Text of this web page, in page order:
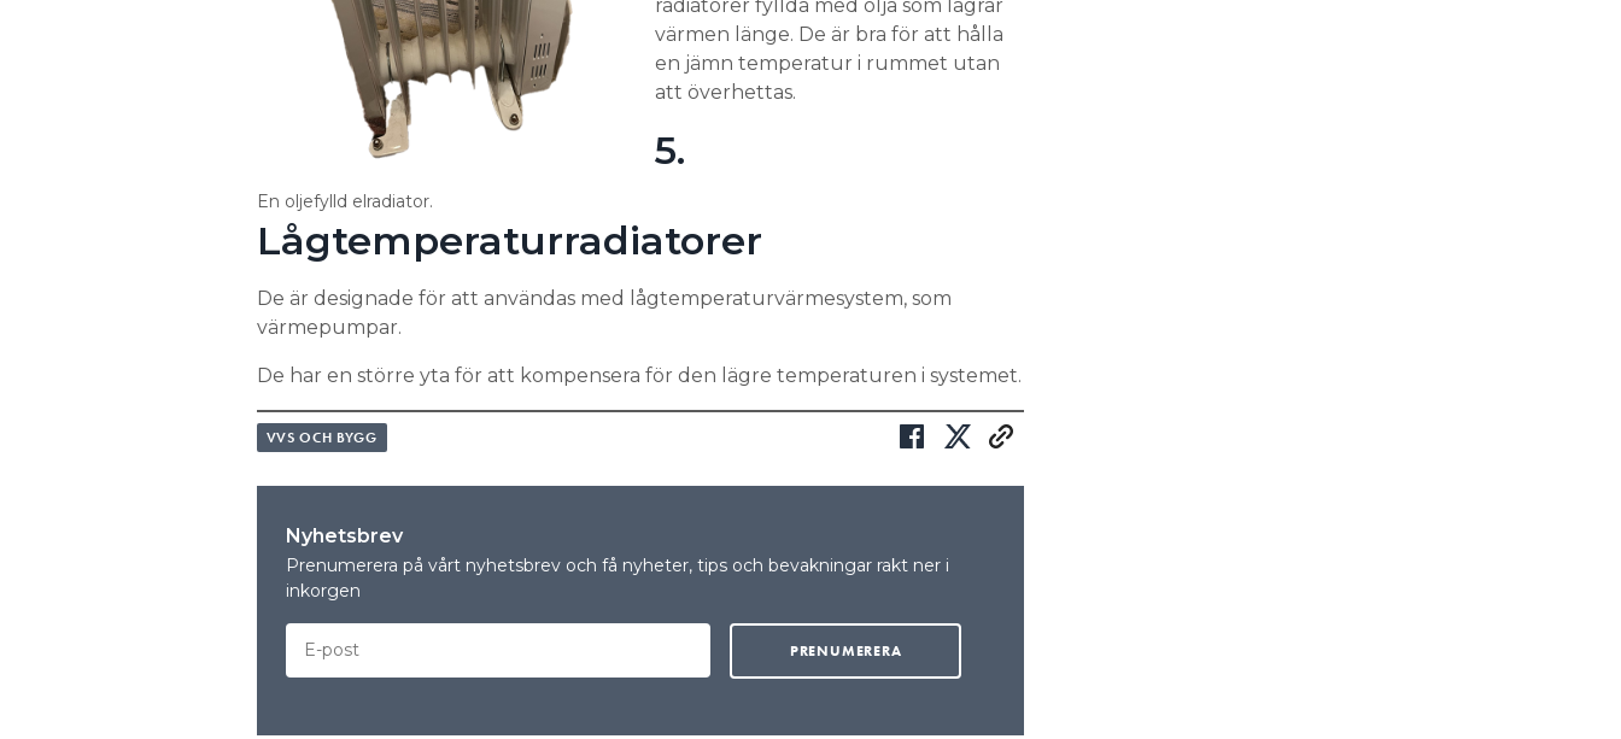
En oljefylld elradiator.
radiatorer fyllda med olja som lagrar
värmen länge. De är bra för att hålla
en jämn temperatur i rummet utan
att överhettas.
5.
Lågtemperaturradiatorer
De är designade för att användas med lågtemperaturvärmesystem, som
värmepumpar.
De har en större yta för att kompensera för den lägre temperaturen i systemet.
VVS OCH BYGG
Nyhetsbrev
Prenumerera på vårt nyhetsbrev och få nyheter, tips och bevakningar rakt ner i
inkorgen